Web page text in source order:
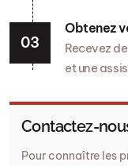
Obtenez
Recevez
et une
Contactez-
Pour connaître les